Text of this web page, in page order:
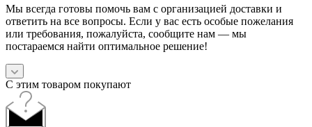
Мы всегда готовы помочь вам с организацией доставки и
ответить на все вопросы. Если у вас есть особые пожелания
или требования, пожалуйста, сообщите нам — мы
постараемся найти оптимальное решение!
С этим товаром покупают